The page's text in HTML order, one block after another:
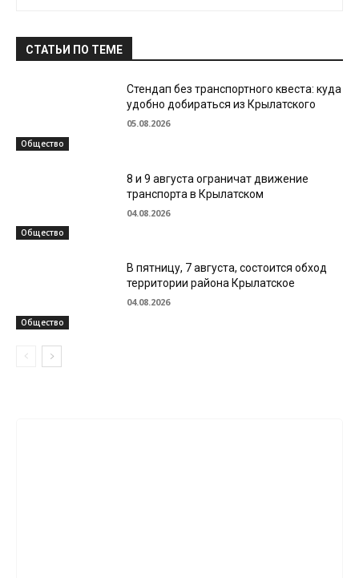
СТАТЬИ ПО ТЕМЕ
Общество
Стендап без транспортного квеста: куда
удобно добираться из Крылатского
05.08.2026
Общество
8 и 9 августа ограничат движение
транспорта в Крылатском
04.08.2026
Общество
В пятницу, 7 августа, состоится обход
территории района Крылатское
04.08.2026